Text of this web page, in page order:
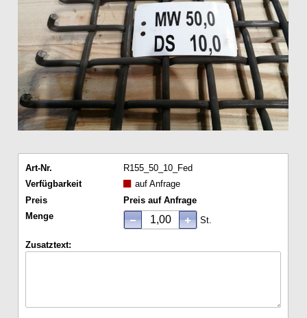
Art-Nr.
R155_50_10_Fed
Verfügbarkeit
auf Anfrage
Preis
Preis auf Anfrage
Menge
St.
Zusatztext: